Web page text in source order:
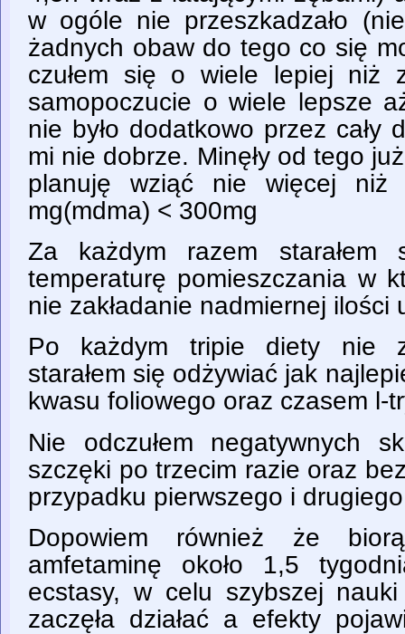
w ogóle nie przeszkadzało
żadnych obaw do tego co się
czułem się o wiele lepiej niż
samopoczucie o wiele lepsze
nie było dodatkowo przez cały
mi nie dobrze. Minęły od tego
planuję wziąć nie więcej
mg(mdma) < 300mg
Za każdym razem starałem
temperaturę pomieszczania w
nie zakładanie nadmiernej ilości
Po każdym tripie diety nie
starałem się odżywiać jak
kwasu foliowego oraz czasem l-
Nie odczułem negatywnych
szczęki po trzecim razie oraz
przypadku pierwszego i
Dopowiem również że
amfetaminę około 1,5
ecstasy, w celu szybszej
zaczęła działać a efekty